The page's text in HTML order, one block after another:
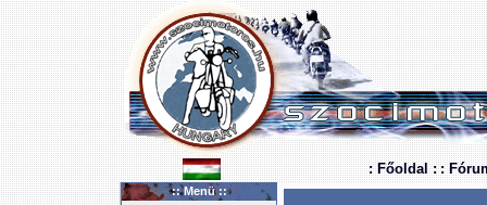
: Főoldal : :
:: Menü ::